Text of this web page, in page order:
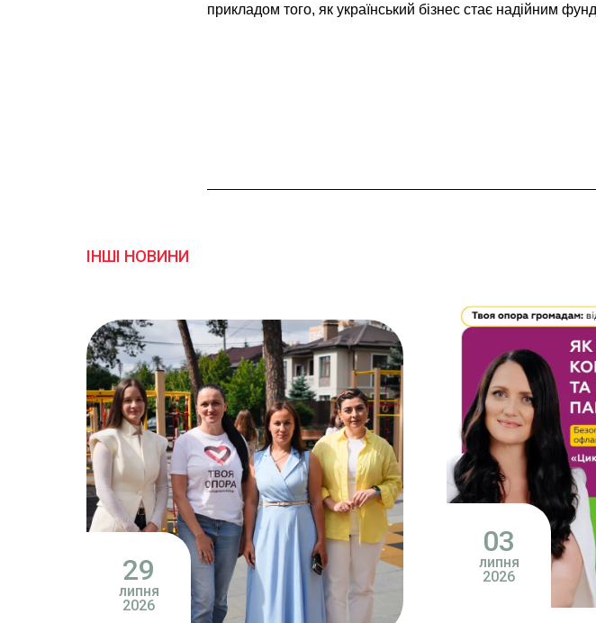
прикладом того, як український бізнес стає надійним
ІНШІ НОВИНИ
29
липня
2026
03
липня
2026